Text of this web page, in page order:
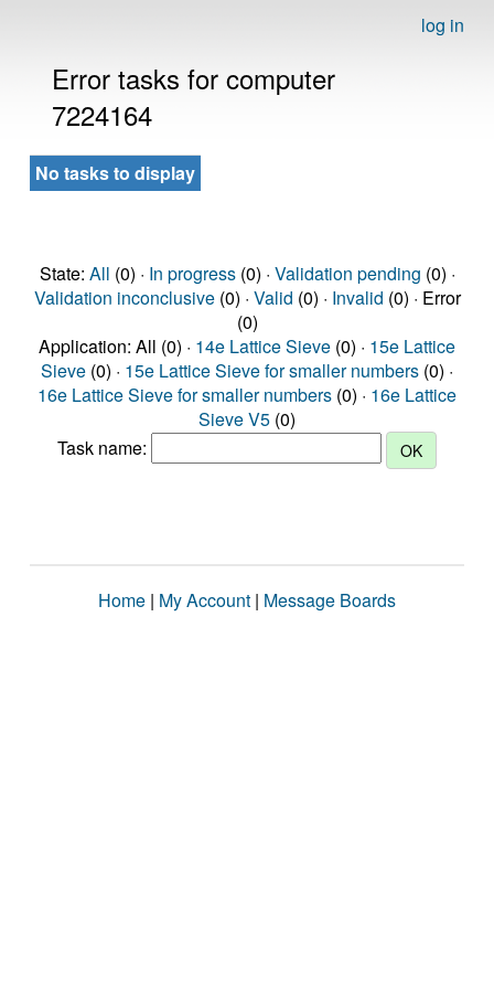
log in
Error tasks for computer
7224164
No tasks to display
State: All (0) · In progress(0) · Validation pending (0) ·
Validation inconclusive(0) · Valid (0) · Invalid (0) · Error
(0)
Application: All (0) · 14e Lattice Sieve (0) · 15e Lattice
Sieve (0) · 15e Lattice Sieve for smaller numbers (0) ·
16e Lattice Sieve for smaller numbers (0) · 16e Lattice
Sieve V5 (0)
Task name:
Home | My Account | Message Boards